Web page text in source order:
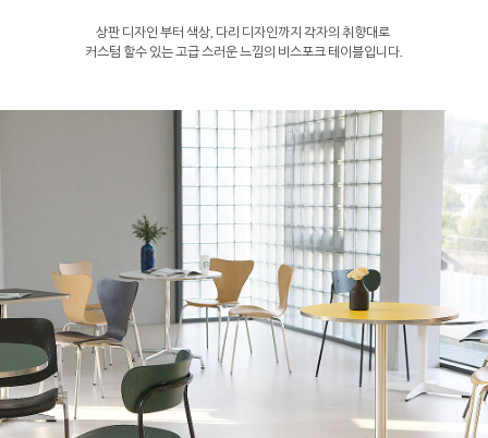
상판 디자인 부터 색상, 다리 디자인까지 각자의 취향대로
커스텀 할수 있는 고급 스러운 느낌의 비스포크 테이블입니다.